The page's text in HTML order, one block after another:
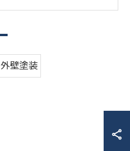
外壁塗装